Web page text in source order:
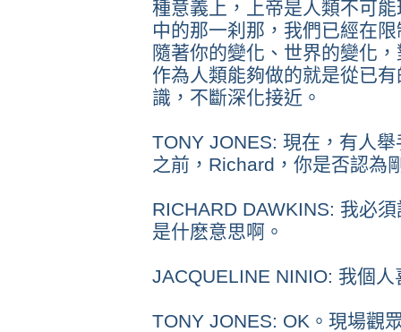
種意義上，上帝是人類不可
中的那一刹那，我們已經在
隨著你的變化、世界的變化
作為人類能夠做的就是從已
識，不斷深化接近。
TONY JONES: 現在，有人
之前，Richard，你是否認為
RICHARD DAWKINS: 我必
是什麽意思啊。
JACQUELINE NINIO: 我個
TONY JONES: OK。現場觀